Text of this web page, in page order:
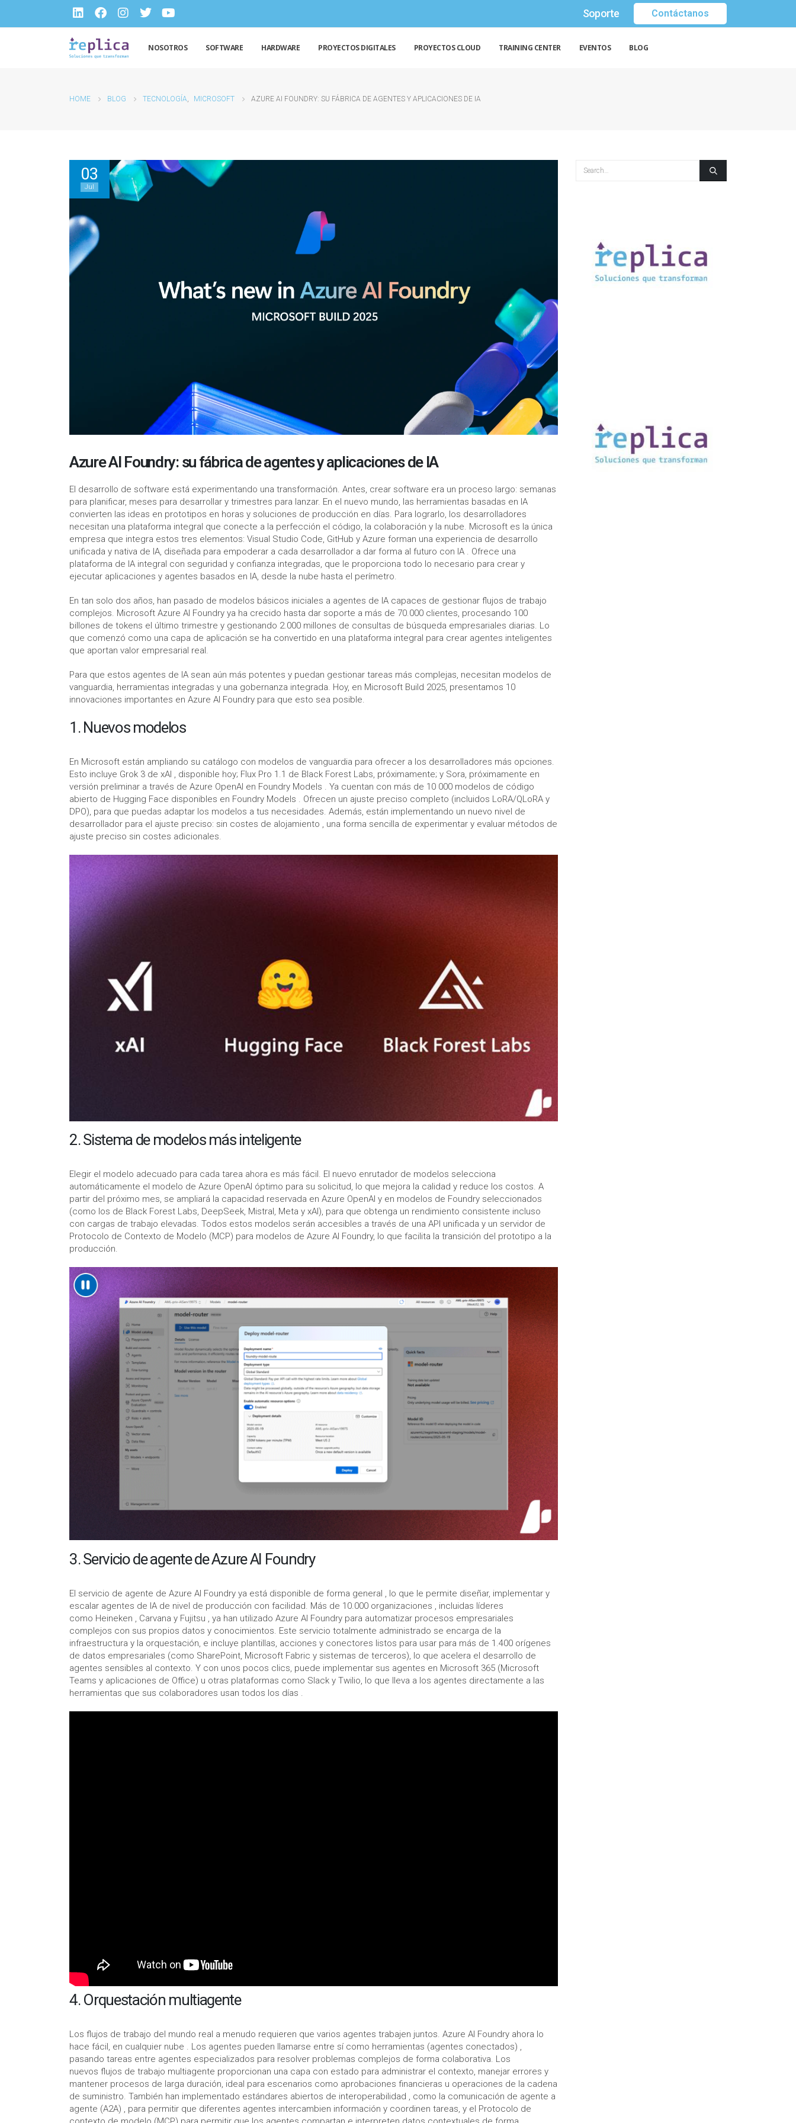
Soporte Contáctanos
NOSOTROS SOFTWARE HARDWARE PROYECTOS DIGITALES PROYECTOS CLOUD TRAINING CENTER EVENTOS BLOG
HOME BLOG TECNOLOGÍA, MICROSOFT AZURE AI FOUNDRY: SU FÁBRICA DE AGENTES Y APLICACIONES DE IA
03
Jul
Azure AI Foundry: su fábrica de agentes y aplicaciones de IA
El desarrollo de software está experimentando una transformación. Antes, crear software era un proceso largo: semanas
para planificar, meses para desarrollar y trimestres para lanzar. En el nuevo mundo, las herramientas basadas en IA
convierten las ideas en prototipos en horas y soluciones de producción en días. Para lograrlo, los desarrolladores
necesitan una plataforma integral que conecte a la perfección el código, la colaboración y la nube. Microsoft es la única
empresa que integra estos tres elementos: Visual Studio Code, GitHub y Azure forman una experiencia de desarrollo
unificada y nativa de IA, diseñada para empoderar a cada desarrollador a dar forma al futuro con IA . Ofrece una
plataforma de IA integral con seguridad y confianza integradas, que le proporciona todo lo necesario para crear y
ejecutar aplicaciones y agentes basados ​​en IA, desde la nube hasta el perímetro.
En tan solo dos años, han pasado de modelos básicos iniciales a agentes de IA capaces de gestionar flujos de trabajo
complejos. Microsoft Azure AI Foundry ya ha crecido hasta dar soporte a más de 70.000 clientes, procesando 100
billones de tokens el último trimestre y gestionando 2.000 millones de consultas de búsqueda empresariales diarias. Lo
que comenzó como una capa de aplicación se ha convertido en una plataforma integral para crear agentes inteligentes
que aportan valor empresarial real.
Para que estos agentes de IA sean aún más potentes y puedan gestionar tareas más complejas, necesitan modelos de
vanguardia, herramientas integradas y una gobernanza integrada. Hoy, en Microsoft Build 2025, presentamos 10
innovaciones importantes en Azure AI Foundry para que esto sea posible.
1. Nuevos modelos
En Microsoft están ampliando su catálogo con modelos de vanguardia para ofrecer a los desarrolladores más opciones.
Esto incluye Grok 3 de xAI , disponible hoy; Flux Pro 1.1 de Black Forest Labs, próximamente; y Sora, próximamente en
versión preliminar a través de Azure OpenAI en Foundry Models . Ya cuentan con más de 10 000 modelos de código
abierto de Hugging Face disponibles en Foundry Models . Ofrecen un ajuste preciso completo (incluidos LoRA/QLoRA y
DPO), para que puedas adaptar los modelos a tus necesidades. Además, están implementando un nuevo nivel de
desarrollador para el ajuste preciso: sin costes de alojamiento , una forma sencilla de experimentar y evaluar métodos de
ajuste preciso sin costes adicionales.
2. Sistema de modelos más inteligente
Elegir el modelo adecuado para cada tarea ahora es más fácil. El nuevo enrutador de modelos selecciona
automáticamente el modelo de Azure OpenAI óptimo para su solicitud, lo que mejora la calidad y reduce los costos. A
partir del próximo mes, se ampliará la capacidad reservada en Azure OpenAI y en modelos de Foundry seleccionados
(como los de Black Forest Labs, DeepSeek, Mistral, Meta y xAI), para que obtenga un rendimiento consistente incluso
con cargas de trabajo elevadas. Todos estos modelos serán accesibles a través de una API unificada y un servidor de
Protocolo de Contexto de Modelo (MCP) para modelos de Azure AI Foundry, lo que facilita la transición del prototipo a la
producción.
3. Servicio de agente de Azure AI Foundry
El servicio de agente de Azure AI Foundry ya está disponible de forma general , lo que le permite diseñar, implementar y
escalar agentes de IA de nivel de producción con facilidad. Más de 10.000 organizaciones , incluidas líderes
como Heineken , Carvana y Fujitsu , ya han utilizado Azure AI Foundry para automatizar procesos empresariales
complejos con sus propios datos y conocimientos. Este servicio totalmente administrado se encarga de la
infraestructura y la orquestación, e incluye plantillas, acciones y conectores listos para usar para más de 1.400 orígenes
de datos empresariales (como SharePoint, Microsoft Fabric y sistemas de terceros), lo que acelera el desarrollo de
agentes sensibles al contexto. Y con unos pocos clics, puede implementar sus agentes en Microsoft 365 (Microsoft
Teams y aplicaciones de Office) u otras plataformas como Slack y Twilio, lo que lleva a los agentes directamente a las
herramientas que sus colaboradores usan todos los días .
4. Orquestación multiagente
Los flujos de trabajo del mundo real a menudo requieren que varios agentes trabajen juntos. Azure AI Foundry ahora lo
hace fácil, en cualquier nube . Los agentes pueden llamarse entre sí como herramientas (agentes conectados) ,
pasando tareas entre agentes especializados para resolver problemas complejos de forma colaborativa. Los
nuevos flujos de trabajo multiagente proporcionan una capa con estado para administrar el contexto, manejar errores y
mantener procesos de larga duración, ideal para escenarios como aprobaciones financieras u operaciones de la cadena
de suministro. También han implementado estándares abiertos de interoperabilidad , como la comunicación de agente a
agente (A2A) , para permitir que diferentes agentes intercambien información y coordinen tareas, y el Protocolo de